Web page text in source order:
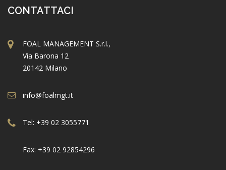
CONTATTACI
FOAL MANAGEMENT S.r.l.,
Via Barona 12
20142 Milano
info@foalmgt.it
Tel: +39 02 3055771
Fax: +39 02 92854296